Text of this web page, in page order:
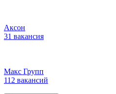
Аксон
31 вакансия
Макс Групп
112 вакансий